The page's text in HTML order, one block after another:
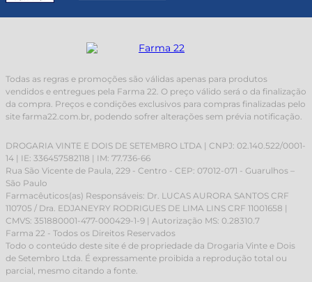
Todas as regras e promoções são válidas apenas para produtos
vendidos e entregues pela Farma 22. O preço válido será o da finalização
da compra. Preços e condições exclusivos para compras finalizadas pelo
site farma22.com.br, podendo sofrer alterações sem prévia notificação.
DROGARIA VINTE E DOIS DE SETEMBRO LTDA | CNPJ: 02.140.522/0001-
14 | IE: 336457582118 | IM: 77.736-66
Rua São Vicente de Paula, 229 - Centro - CEP: 07012-071 - Guarulhos –
São Paulo
Farmacêuticos(as) Responsáveis: Dr. LUCAS AURORA SANTOS CRF
110705 / Dra. EDJANEYRY RODRIGUES DE LIMA LINS CRF 11001658 |
CMVS: 351880001-477-000429-1-9 | Autorização MS: 0.28310.7
Farma 22 - Todos os Direitos Reservados
Todo o conteúdo deste site é de propriedade da Drogaria Vinte e Dois
de Setembro Ltda. É expressamente proibida a reprodução total ou
parcial, mesmo citando a fonte.